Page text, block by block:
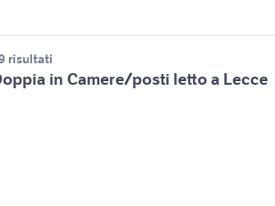
risultati
in Camere/posti letto a Lecce